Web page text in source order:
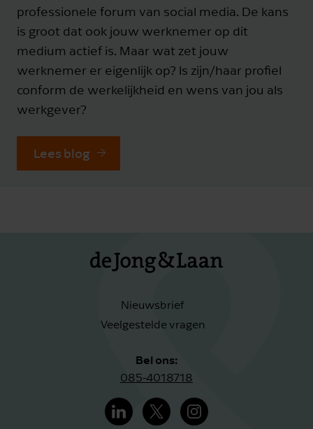
professionele forum van social media. De kans
is groot dat ook jouw werknemer op dit
medium actief is. Maar wat zet jouw
werknemer er eigenlijk op? Is zijn/haar profiel
conform de werkelijkheid en wens van jou als
werkgever?
Lees blog
Nieuwsbrief
Veelgestelde vragen
Bel ons:
085-4018718